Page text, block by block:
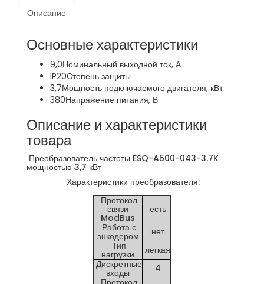
Описание
Основные характеристики
9,0Номинальный выходной ток, А
IP20Степень защиты
3,7Мощность подключаемого двигателя, кВт
380Напряжение питания, В
Описание и характеристики
товара
Преобразователь частоты ESQ-A500-043-3.7K
мощностью 3,7 кВт
Характеристики преобразователя:
Протокол
связи
ModBus
есть
Работа с
энкодером
нет
Тип
нагрузки
легкая
Дискретные
входы
4